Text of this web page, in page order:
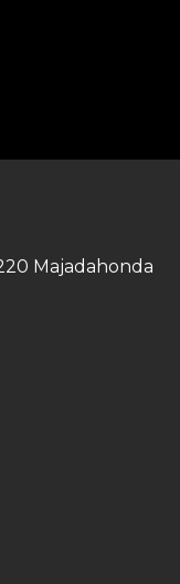
Majadahonda